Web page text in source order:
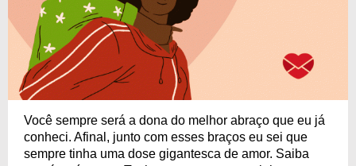
Você sempre será a dona do melhor abraço que eu já
conheci. Afinal, junto com esses braços eu sei que
sempre tinha uma dose gigantesca de amor. Saiba